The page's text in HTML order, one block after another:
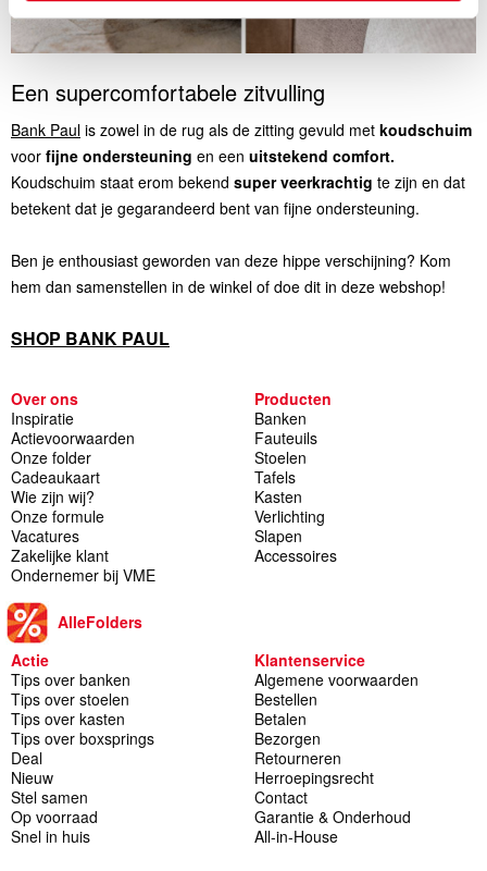
Een supercomfortabele zitvulling
Bank Paul is zowel in de rug als de zitting gevuld met koudschuim
voor fijne ondersteuning en een uitstekend comfort.
Koudschuim staat erom bekend super veerkrachtig te zijn en dat
betekent dat je gegarandeerd bent van fijne ondersteuning.
Ben je enthousiast geworden van deze hippe verschijning? Kom
hem dan samenstellen in de winkel of doe dit in deze webshop!
SHOP BANK PAUL
Over ons
Inspiratie
Actievoorwaarden
Onze folder
Cadeaukaart
Wie zijn wij?
Onze formule
Vacatures
Zakelijke klant
Ondernemer bij VME
AlleFolders
Producten
Banken
Fauteuils
Stoelen
Tafels
Kasten
Verlichting
Slapen
Accessoires
Actie
Tips over banken
Tips over stoelen
Tips over kasten
Tips over boxsprings
Deal
Nieuw
Stel samen
Op voorraad
Snel in huis
Klantenservice
Algemene voorwaarden
Bestellen
Betalen
Bezorgen
Retourneren
Herroepingsrecht
Contact
Garantie & Onderhoud
All-in-House